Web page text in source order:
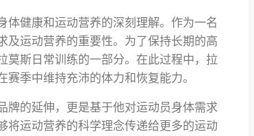
体健康和运动营养的深刻理解。作为一名
及运动营养的重要性。为了保持长期的高
莫斯日常训练的一部分。在此过程中，拉
季中维持充沛的体力和恢复能力。
牌的延伸，更是基于他对运动员身体需求
将运动营养的科学理念传递给更多的运动